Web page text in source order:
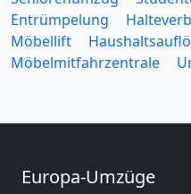
Entrümpelung
Möbellift
Möbelmitfahrzentrale
Europa-Umzüge